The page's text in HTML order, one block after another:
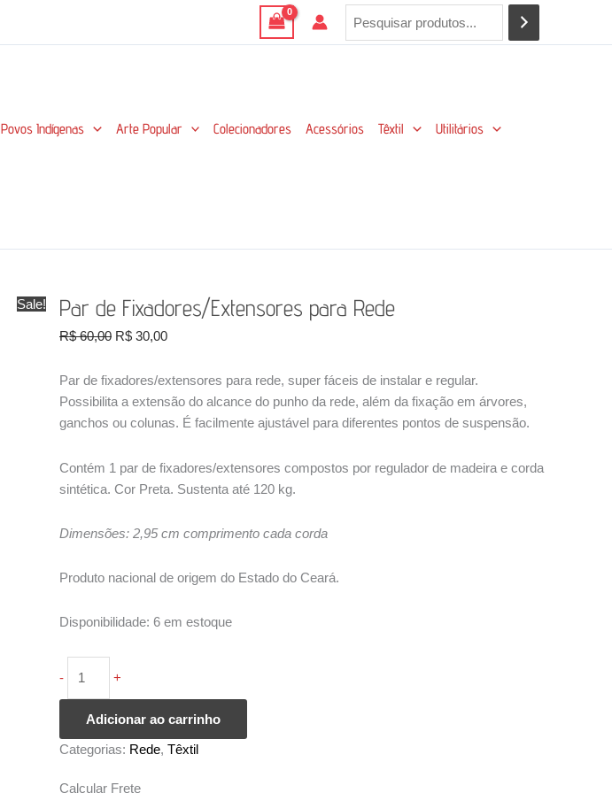
Povos Indígenas Arte Popular Colecionadores Acessórios Têxtil Utilitários
Sale! Par de Fixadores/Extensores para Rede
R$60,00 O
original
era:
R$ 60,00.
R$ 30,00O
atual
é:
R$ 30,00.
Par de fixadores/extensores para rede, super fáceis de instalar e regular.
Possibilita a extensão do alcance do punho da rede, além da fixação em árvores,
ganchos ou colunas. É facilmente ajustável para diferentes pontos de suspensão.
Contém 1 par de fixadores/extensores compostos por regulador de madeira e corda
sintética. Cor Preta. Sustenta até 120 kg.
Dimensões: 2,95 cm comprimento cada corda
Produto nacional de origem do Estado do Ceará.
Disponibilidade: 6 em estoque
-
de
Rede
+
Adicionar ao carrinho
Categorias: Rede, Têxtil
Calcular Frete